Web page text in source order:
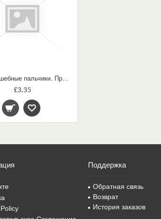
Мои волшебные пальчики. Прописи для первоклассников в 5-ти частях. Часть 1. ФГОС
£3.35
Поддержка
Обратная связь
Возврат
История заказов